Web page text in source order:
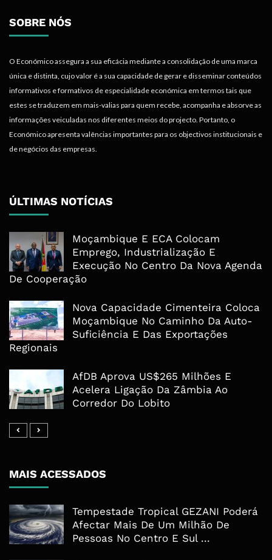
SOBRE NÓS
O Económico assegura a sua eficácia mediante a consolidação de uma marca
única e distinta, cujo valor é a sua capacidade de gerar e disseminar conteúdos
informativos e formativos de especialidade económica em termos tais que
estes se traduzem em mais-valias para quem recebe, acompanha e absorve as
informações veiculadas nos diferentes meios do projecto. Portanto, o
Económico apresenta valências importantes para os objectivos institucionais e
de negócios das empresas.
ÚLTIMAS NOTÍCIAS
Moçambique E ECA Colocam
Emprego, Industrialização E
Execução No Centro Da Nova Agenda
De Cooperação
Nova Capacidade Cimenteira Coloca
Moçambique No Caminho Da Auto-
Suficiência E Das Exportações
Regionais
AfDB Aprova US$265 Milhões E
Acelera Ligação Da Zâmbia Ao
Corredor Do Lobito
MAIS ACESSADOS
Tempestade Tropical GEZANI Poderá
Afectar Mais De Um Milhão De
Pessoas No Centro E Sul ...